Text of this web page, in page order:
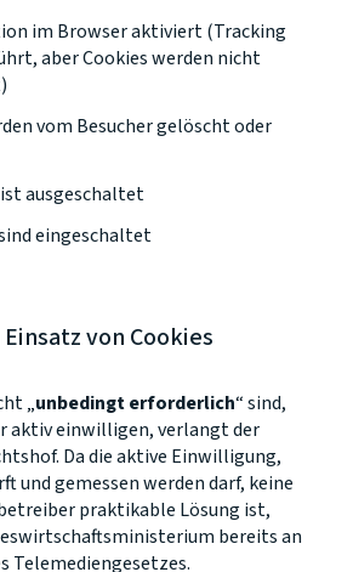
im Browser aktiviert (Tracking
aber Cookies werden nicht
vom Besucher gelöscht oder
ausgeschaltet
eingeschaltet
von Cookies
„unbedingt erforderlich“ sind,
aktiv einwilligen, verlangt der
Da die aktive Einwilligung,
und gemessen werden darf, keine
praktikable Lösung ist,
bereits an
Telemediengesetzes.